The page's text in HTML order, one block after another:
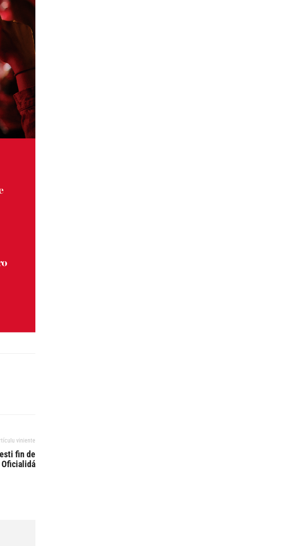
viniente
fin de
Oficialidá